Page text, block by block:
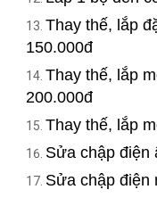
Thay thế, lắp
150.000đ
Thay thế, lắp
200.000đ
Thay thế, lắp
Sửa chập điện
Sửa chập điện